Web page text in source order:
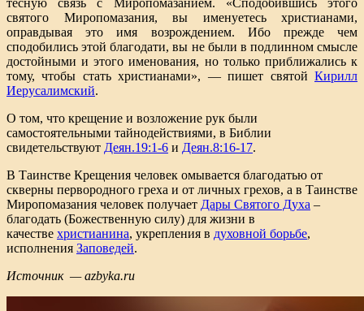
тесную связь с Миропомазанием. «Сподобившись этого
святого Миропомазания, вы именуетесь христианами,
оправдывая это имя возрождением. Ибо прежде чем
сподобились этой благодати, вы не были в подлинном смысле
достойными и этого именования, но только приближались к
тому, чтобы стать христианами», — пишет святой Кирилл
Иерусалимский.
О том, что крещение и возложение рук были
самостоятельными тайнодействиями, в Библии
свидетельствуют Деян.19:1-6 и Деян.8:16-17.
В Таинстве Крещения человек омывается благодатью от
скверны первородного греха и от личных грехов, а в Таинстве
Миропомазания человек получает Дары Святого Духа –
благодать (Божественную силу) для жизни в
качестве христианина, укрепления в духовной борьбе,
исполнения Заповедей.
Источник — azbyka.ru